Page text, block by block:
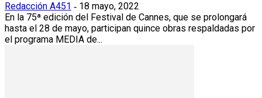
Redacción A451 - 18 mayo, 2022
En la 75ª edición del Festival de Cannes, que se prolongará
hasta el 28 de mayo, participan quince obras respaldadas por
el programa MEDIA de...